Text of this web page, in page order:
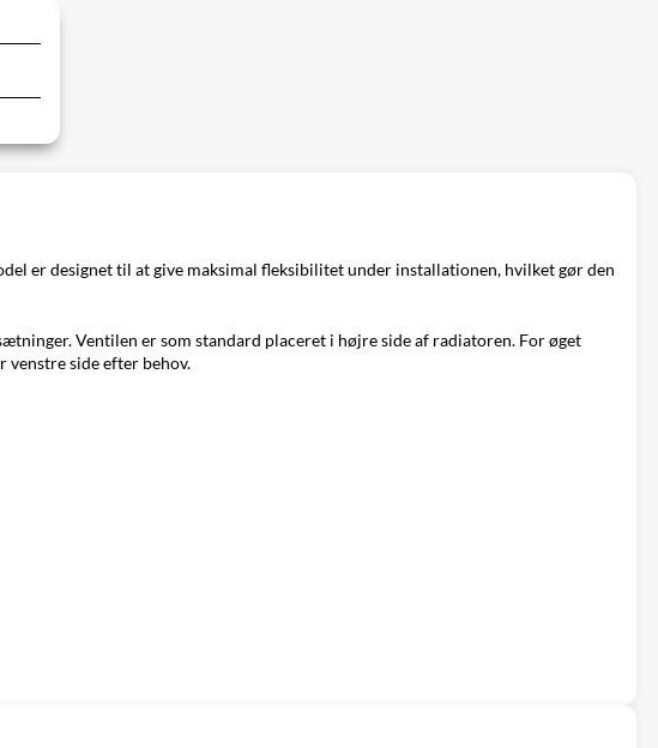
er designet til at give maksimal fleksibilitet under installationen, hvilket gør den
Ventilen er som standard placeret i højre side af radiatoren. For øget
venstre side efter behov.